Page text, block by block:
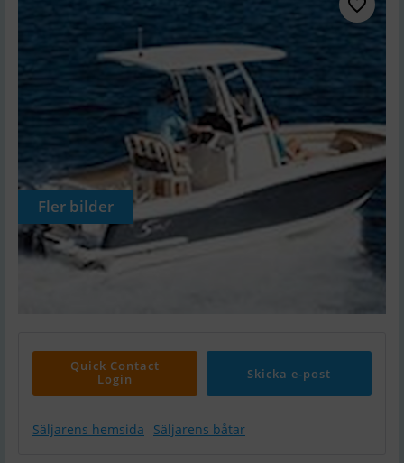
Fler bilder
Quick Contact
Login
Skicka e-post
Säljarens hemsida Säljarens båtar